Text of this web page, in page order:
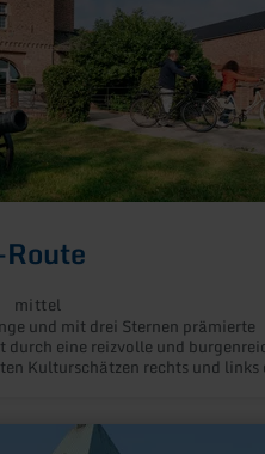
Anforderung:
mittel
und mit drei Sternen prämierte
durch eine reizvolle und
Kulturschätzen rechts und links